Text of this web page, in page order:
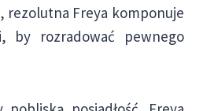
rezolutna Freya komponuje
by rozradować pewnego